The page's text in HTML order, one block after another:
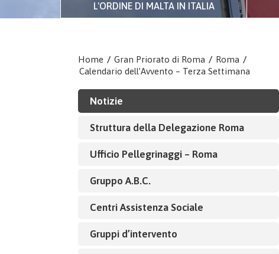
L'ORDINE DI MALTA IN ITALIA
Home / Gran Priorato di Roma / Roma /
Calendario dell’Avvento – Terza Settimana
Notizie
Struttura della Delegazione Roma
Ufficio Pellegrinaggi – Roma
Gruppo A.B.C.
Centri Assistenza Sociale
Gruppi d’intervento